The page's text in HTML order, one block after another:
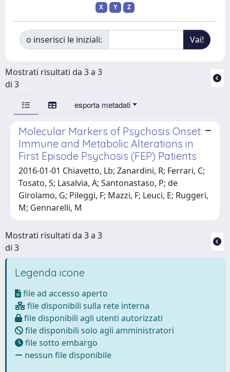
X
Y Z
o inserisci le iniziali:
Mostrati risultati da 3 a 3
di 3
esporta metadati
Molecular Markers of Psychosis Onset:
Immune and Metabolic Alterations in
First Episode Psychosis (FEP) Patients
2016-01-01 Chiavetto, Lb; Zanardini, R; Ferrari, C;
Tosato, S; Lasalvia, A; Santonastaso, P; de
Girolamo, G; Pileggi, F; Mazzi, F; Leuci, E; Ruggeri,
M; Gennarelli, M
Mostrati risultati da 3 a 3
di 3
Legenda icone
file ad accesso aperto
file disponibili sulla rete interna
file disponibili agli utenti autorizzati
file disponibili solo agli amministratori
file sotto embargo
nessun file disponibile